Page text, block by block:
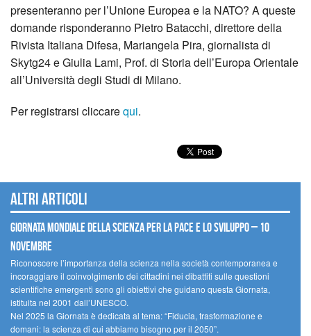
presenteranno per l’Unione Europea e la NATO? A queste
domande risponderanno Pietro Batacchi, direttore della
Rivista Italiana Difesa, Mariangela Pira, giornalista di
Skytg24 e Giulia Lami, Prof. di Storia dell’Europa Orientale
all’Università degli Studi di Milano.
Per registrarsi cliccarequi.
Altri articoli
Giornata mondiale della scienza per la pace e lo sviluppo – 10
novembre
Riconoscere l’importanza della scienza nella società contemporanea e
incoraggiare il coinvolgimento dei cittadini nei dibattiti sulle questioni
scientifiche emergenti sono gli obiettivi che guidano questa Giornata,
istituita nel 2001 dall’UNESCO.
Nel 2025 la Giornata è dedicata al tema: “Fiducia, trasformazione e
domani: la scienza di cui abbiamo bisogno per il 2050”.